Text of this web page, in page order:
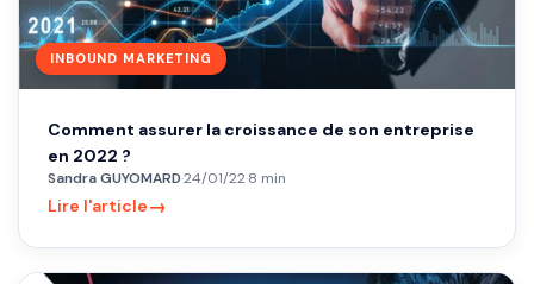
INBOUND MARKETING
Comment assurer la croissance de son entreprise
en 2022 ?
Sandra GUYOMARD·24/01/22·8 min
Lire l'article→